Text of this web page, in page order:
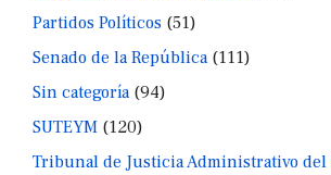
Partidos Políticos (51)
Senado de la República(111)
Sin categoría(94)
SUTEYM (120)
Tribunal de Justicia Administrativo del